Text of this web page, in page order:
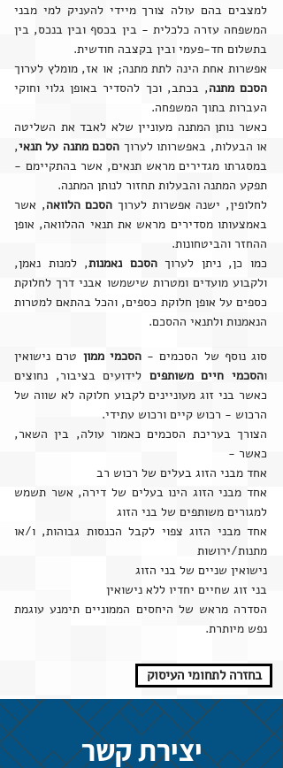
למצבים בהם עולה צורך מיידי להעניק למי מבני
המשפחה עזרה כלכלית - בין בכסף ובין בנכס, בין
בתשלום חד-פעמי ובין בקצבה חודשית.
אפשרות אחת הינה לתת מתנה; או אז, מומלץ לערוך
הסכם מתנה, בכתב, וכך להסדיר באופן גלוי וחוקי
העברות בתוך המשפחה.
כאשר נותן המתנה מעוניין שלא לאבד את השליטה
או הבעלות, באפשרותו לערוך הסכם מתנה על תנאי,
במסגרתו מגדירים מראש תנאים, אשר בהתקיימם -
תפקע המתנה והבעלות תחזור לנותן המתנה.
לחלופין, ישנה אפשרות לערוך הסכם הלוואה, אשר
באמצעותו מסדירים מראש את תנאי ההלוואה, אופן
ההחזר והביטחונות.
כמו כן, ניתן לערוךהסכם נאמנות, למנות נאמן,
ולקבוע מועדים ומטרות שישמשו אבני דרך לחלוקת
כספים על אופן חלוקת כספים, והכל בהתאם למטרות
הנאמנות ולתנאי ההסכם.
סוג נוסף של הסכמים -הסכמי ממון טרם נישואין
והסכמי חיים משותפים לידועים בציבור, נחוצים
כאשר בני זוג מעוניינים לקבוע חלוקה לא שווה של
הרכוש - רכוש קיים ורכוש עתידי.
הצורך בעריכת הסכמים כאמור עולה, בין השאר,
כאשר -
אחד מבני הזוג בעלים של רכוש רב
אחד מבני הזוג הינו בעלים של דירה, אשר תשמש
למגורים משותפים של בני הזוג
אחד מבני הזוג צפוי לקבל הכנסות גבוהות, ו/או
מתנות/ירושות
נישואין שניים של בני הזוג
בני זוג שחיים יחדיו ללא נישואין
הסדרה מראש של היחסים הממוניים תימנע עוגמת
נפש מיותרת.
בחזרה לתחומי העיסוק
יצירת קשר